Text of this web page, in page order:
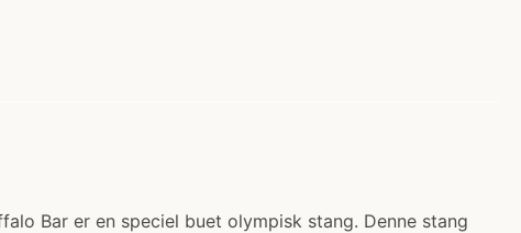
Bar er en speciel buet olympisk stang. Denne stang